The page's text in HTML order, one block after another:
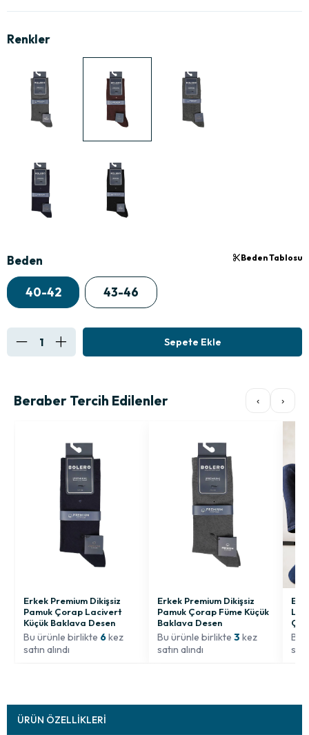
Beden
40-42 43-46
Beden Tablosu
Beraber Tercih Edilenler ‹ ›
Erkek Premium Dikişsiz
Pamuk Çorap Lacivert
Küçük Baklava Desen
Bu ürünle birlikte 6kez
satın alındı
Erkek Premium Dikişsiz
Pamuk Çorap Füme Küçük
Baklava Desen
Bu ürünle birlikte 3 kez
satın alındı
Bu
ÜRÜN ÖZELLIKLERI